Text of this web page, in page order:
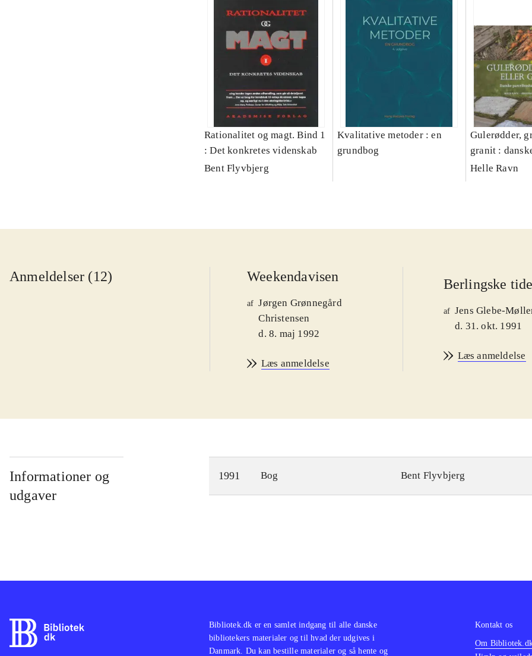
Rationalitet og magt. Bind 1
: Det konkretes videnskab
Bent Flyvbjerg
Kvalitative metoder : en
grundbog
Gulerødder,
granit :
Helle Ravn
Anmeldelser (12) Weekendavisen
af Jørgen Grønnegård
Christensen
d. 8. maj 1992
Læs anmeldelse
Berlingske
af Jens Glebe-
d. 31. okt. 1991
Læs anmeldelse
Informationer og
udgaver
1991 Bog Bent Flyvbjerg
Bibliotek.dk er en samlet indgang til alle danske
bibliotekers materialer og til hvad der udgives i
Danmark. Du kan bestille materialer og så hente og
Kontakt os
Om